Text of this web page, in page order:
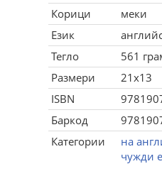
Корици
меки
Език
Тегло
561
Размери
21x13
ISBN
Баркод
Категории
на
чужди